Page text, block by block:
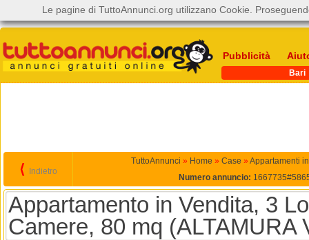
Pubblicità
Bari
⟨ Indietro
TuttoAnnunci » Home » Case » Appartamenti
Numero annuncio:
Appartamento in Vendita, 3
Camere, 80 mq (ALTAMURA
Le pagine di TuttoAnnunci.org utilizzano Cookie.